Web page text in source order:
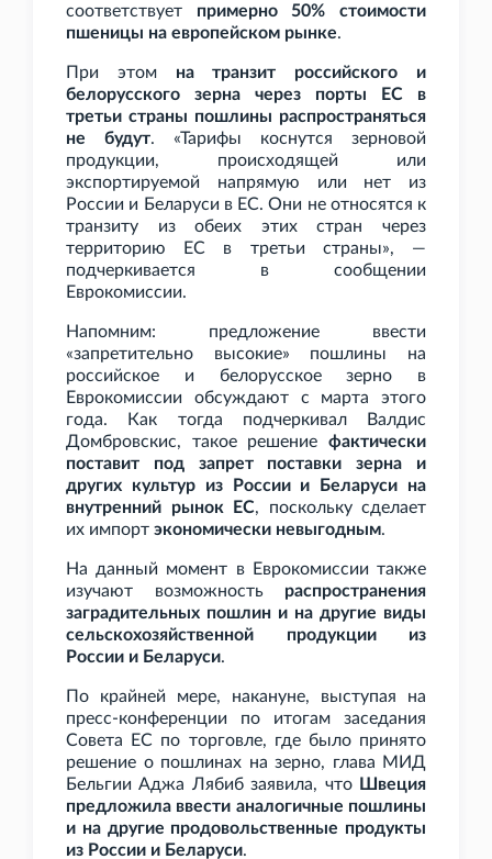
соответствует примерно 50% стоимости
пшеницы на европейском рынке.
При этом на транзит российского и
белорусского зерна через порты ЕС в
третьи страны пошлины распространяться
не будут. «Тарифы коснутся зерновой
продукции, происходящей или
экспортируемой напрямую или нет из
России и Беларуси в ЕС. Они не относятся к
транзиту из обеих этих стран через
территорию ЕС в третьи страны», —
подчеркивается в сообщении
Еврокомиссии.
Напомним: предложение ввести
«запретительно высокие» пошлины на
российское и белорусское зерно в
Еврокомиссии обсуждают с марта этого
года. Как тогда подчеркивал Валдис
Домбровскис, такое решение фактически
поставит под запрет поставки зерна и
других культур из России и Беларуси на
внутренний рынок ЕС, поскольку сделает
их импорт экономически невыгодным.
На данный момент в Еврокомиссии также
изучают возможность распространения
заградительных пошлин и на другие виды
сельскохозяйственной продукции из
России и Беларуси.
По крайней мере, накануне, выступая на
пресс-конференции по итогам заседания
Совета ЕС по торговле, где было принято
решение о пошлинах на зерно, глава МИД
Бельгии Аджа Лябиб заявила, что Швеция
предложила ввести аналогичные пошлины
и на другие продовольственные продукты
из России и Беларуси.